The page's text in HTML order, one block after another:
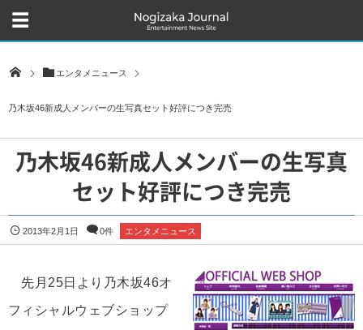
エンタメニュース
乃木坂46新成人メンバーの生写真セット好評につき完売
乃木坂46新成人メンバーの生写真
セット好評につき完売
2013年2月1日 0件 エンタメニュース
先月25日より乃木坂46オ
フィシャルウェブショップ